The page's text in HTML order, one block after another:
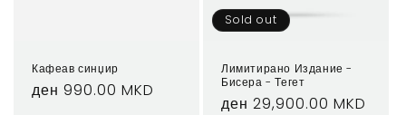
Кафеав синџир
Regular
ден 990.00 MKD
Sold out
Лимитирано Издание -
Бисера - Тегет
Regular
ден 29,900.00 MKD